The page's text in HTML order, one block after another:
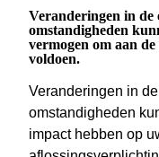
Veranderingen in de
omstandigheden
vermogen om aan
voldoen.
Veranderingen in
omstandigheden
impact hebben op